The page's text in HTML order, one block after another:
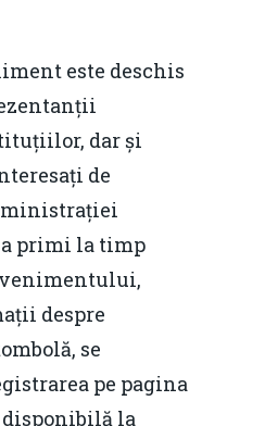
este deschis
dar și
de
primi la timp
despre
se
pe pagina
la
Piaţa gazelor naturale:
predictibilitate,
concurenţă.
Soluții de
IMM
Rolul băncilor în
Redresare vs.
Fiscalitate pentru o
Politici Europene în
Economie
Video Forum Marea
Piața gazelor naturale:
predictibilitate,
concurență.
Burse pentru
Contact
Daniel Apostol
Email: